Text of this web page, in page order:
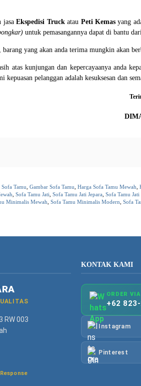
jasaEkspedisi Truckatau Peti Kemas yang
untuk pemasangannya dapat di bantu
yang akan anda terima mungkin akan
atas kunjungan dan kepercayaanya anda
kepuasan pelanggan adalah kesuksesan dan
Tamu Gambar Sofa Tamu Harga Sofa Tamu Mewah
Sofa Tamu Jati Sofa Tamu Jati Jepara Sofa Tamu
Minimalis Mewah Sofa Tamu Minimalis Modern Sofa
RW 003
KONTAK KAMI
ORDER
+62
Instagram
Pinterest